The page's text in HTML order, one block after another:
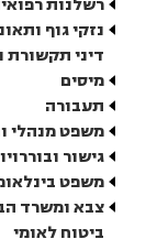
נזקי גוף
דיני תקשורת
מיסים
תעבורה
משפט מנהלי
גישור
משפט
צבא ומשרד
ביטוח לאומי